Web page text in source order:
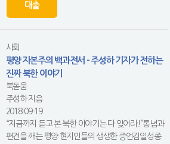
대출
사회
평양 자본주의 백과전서 - 주성하 기자가 전하는
진짜 북한 이야기
북돋움
주성하 지음
2018-09-19
“지금까지 듣고 본 북한 이야기는 다 잊어라!”통념과
편견을 깨는 평양 현지인들의 생생한 증언김일성종